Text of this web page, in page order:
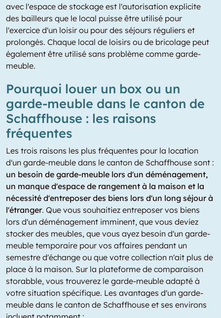
avec l'espace de stockage est l'autorisation explicite
des bailleurs que le local puisse être utilisé pour
l'exercice d'un loisir ou pour des séjours réguliers et
prolongés. Chaque local de loisirs ou de bricolage peut
également être utilisé sans problème comme garde-
meuble.
Pourquoi louer un box ou un
garde-meuble dans le canton de
Schaffhouse : les raisons
fréquentes
Les trois raisons les plus fréquentes pour la location
d'un garde-meuble dans le canton de Schaffhouse sont :
un besoin de garde-meuble lors d'un déménagement,
un manque d'espace de rangement à la maison et la
nécessité d'entreposer des biens lors d'un long séjour à
l'étranger. Que vous souhaitiez entreposer vos biens
lors d'un déménagement imminent, que vous deviez
stocker des meubles, que vous ayez besoin d'un garde-
meuble temporaire pour vos affaires pendant un
semestre d'échange ou que votre collection n'ait plus de
place à la maison. Sur la plateforme de comparaison
storabble, vous trouverez le garde-meuble adapté à
votre situation spécifique. Les avantages d'un garde-
meuble dans le canton de Schaffhouse et ses environs